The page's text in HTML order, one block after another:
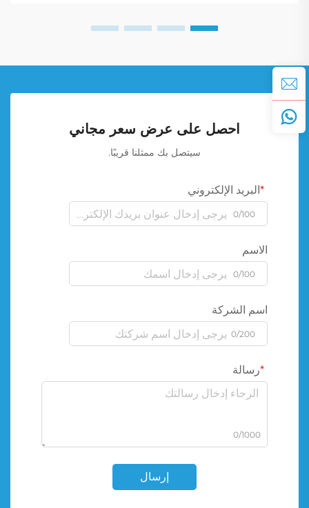
احصل على عرض سعر مجاني
سيتصل بك ممثلنا قريبًا.
البريد الإلكتروني
0/100
الاسم
0/100
اسم الشركة
0/200
رسالة
0/1000
إرسال